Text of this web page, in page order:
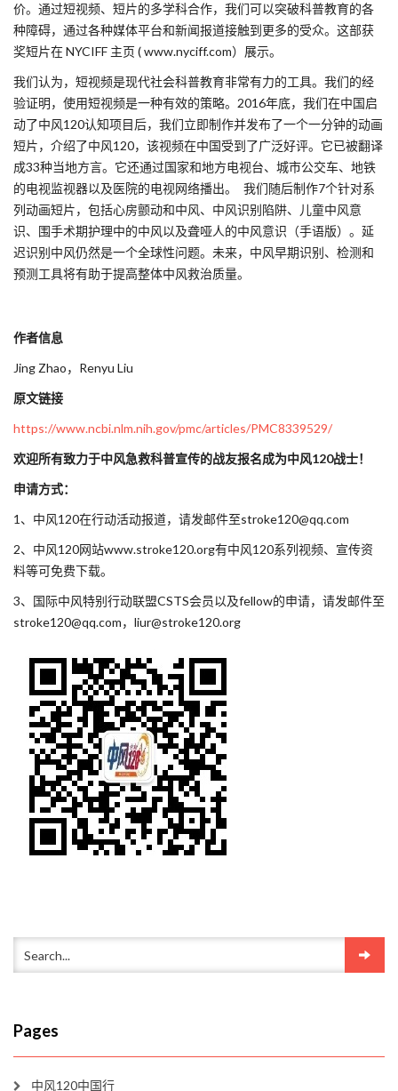
价。通过短视频、短片的多学科合作，我们可以突破科普教育的各
种障碍，通过各种媒体平台和新闻报道接触到更多的受众。这部获
奖短片在 NYCIFF 主页 ( www.nyciff.com）展示。
我们认为，短视频是现代社会科普教育非常有力的工具。我们的经
验证明，使用短视频是一种有效的策略。2016年底，我们在中国启
动了中风120认知项目后，我们立即制作并发布了一个一分钟的动画
短片，介绍了中风120，该视频在中国受到了广泛好评。它已被翻译
成33种当地方言。它还通过国家和地方电视台、城市公交车、地铁
的电视监视器以及医院的电视网络播出。 我们随后制作7个针对系
列动画短片，包括心房颤动和中风、中风识别陷阱、儿童中风意
识、围手术期护理中的中风以及聋哑人的中风意识（手语版）。延
迟识别中风仍然是一个全球性问题。未来，中风早期识别、检测和
预测工具将有助于提高整体中风救治质量。
作者信息
Jing Zhao，Renyu Liu
原文链接
https://www.ncbi.nlm.nih.gov/pmc/articles/PMC8339529/
欢迎所有致力于中风急救科普宣传的战友报名成为中风120战士！
申请方式：
1、中风120在行动活动报道，请发邮件至stroke120@qq.com
2、中风120网站www.stroke120.org有中风120系列视频、宣传资
料等可免费下载。
3、国际中风特别行动联盟CSTS会员以及fellow的申请，请发邮件至
stroke120@qq.com，liur@stroke120.org
Pages
中风120中国行